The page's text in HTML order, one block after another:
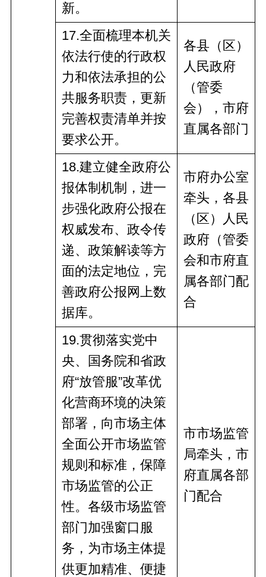
新。
17.全面梳理本机关
依法行使的行政权
力和依法承担的公
共服务职责，更新
完善权责清单并按
要求公开。
各县（区）
人民政府
（管委
会），市府
直属各部门
18.建立健全政府公
报体制机制，进一
步强化政府公报在
权威发布、政令传
递、政策解读等方
面的法定地位，完
善政府公报网上数
据库。
市府办公室
牵头， 各县
（区）人民
政府 （管委
会和市府直
属各部门 配
合
19.贯彻落实党中
央、国务院和省政
府“放管服”改革优
化营商环境的决策
部署，向市场主体
全面公开市场监管
规则和标准，保障
市场监管的公正
性。各级市场监管
部门加强窗口服
务，为市场主体提
供更加精准、便捷
市市场监管
局牵头，市
府直属各部
门 配合